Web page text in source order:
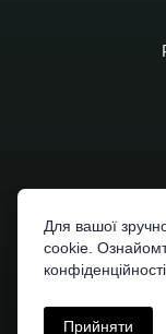
Для вашої
cookie.
Прийняти